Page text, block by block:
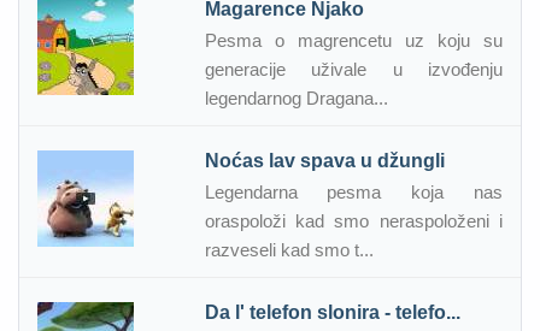
Magarence Njako
Pesma o magrencetu uz koju su
generacije uživale u izvođenju
legendarnog Dragana...
Noćas lav spava u džungli
Legendarna pesma koja nas
oraspoloži kad smo neraspoloženi i
razveseli kad smo t...
Da l' telefon slonira - telefo...